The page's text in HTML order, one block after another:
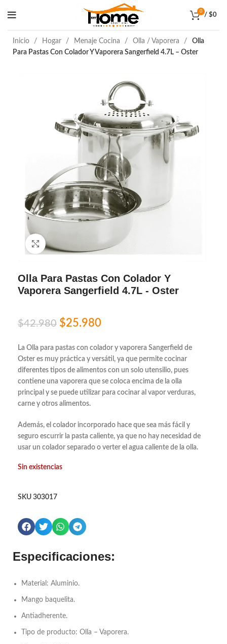
0
/ $0
Inicio Hogar Menaje Cocina Olla / Vaporera
Olla
Para Pastas Con Colador Y Vaporera Sangerfield 4.7L – Oster
Click to enlarge
Olla Para Pastas Con Colador Y
Vaporera Sangerfield 4.7L - Oster
$42.980 $25.980
La Olla para pastas con colador y vaporera Sangerfield de
Oster es muy práctica y versátil, ya que permite cocinar
diferentes tipos de alimentos con un solo utensilio, pues
contiene una vaporera que se coloca encima de la olla
principal y se puede utilizar para cocinar al vapor verduras,
carne y otros alimentos.
Además, el colador incorporado hace que sea más fácil y
seguro escurrir la pasta caliente, ya que no hay necesidad de
usar un colador separado o verter el agua caliente de la olla.
Sin existencias
SKU 303017
Especificaciones:
Material: Aluminio.
Mango baquelita.
Antiadherente.
Tipo de producto: Olla – Vaporera.